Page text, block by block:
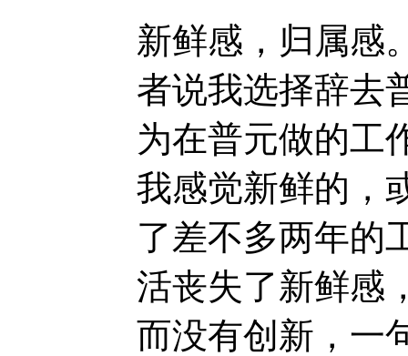
新鲜感，归属感
者说我选择辞去
为在普元做的工
我感觉新鲜的，
了差不多两年的
活丧失了新鲜感
而没有创新，一